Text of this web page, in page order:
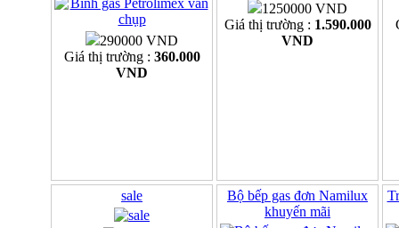
290000 VND
Giá thị trường : 360.000
VND
1250000 VND
Giá thị trường : 1.590.000
VND
sale
Bộ bếp gas đơn Namilux
khuyến mãi